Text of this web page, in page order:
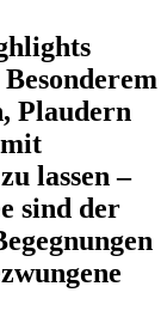
Plaudern
lassen –
sind der